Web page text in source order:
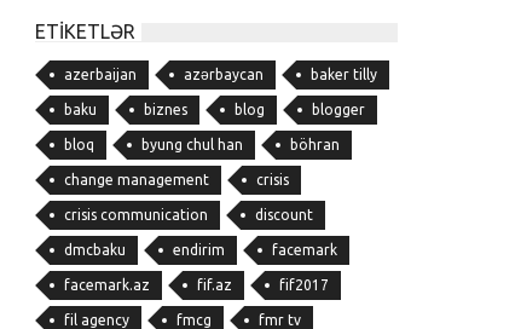
ETIKETLƏR
azerbaijan azərbaycan baker tilly
baku biznes blog blogger
bloq byung chul han böhran
change management crisis
crisis communication discount
dmcbaku endirim facemark
facemark.az fif.az fif2017
fil agency fmcg fmr tv